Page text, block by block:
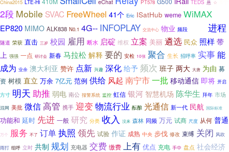
China2015 LTE-Hi eChat PT578 TEDS 悬 ☆
2段 Mobile SVAC FreeWheel 41个 Eric ISatHub weme WiMAX
EP820 MIMO ALK838 N0.1 4G-- INFOPLAY 交流中心 物业 频段 进程
隧道 荣获 直击 三岁 校园 雇用 断水 启碇 维权 立案 美丽 遴选 民众 照样 带
上 强强 一点 研讨会 新春 马拉松 解释 要的 安检 10张 聚合 生长 招呼率 实事能
成为 业余 澳大利亚 赞许 点新 兴趣 深化 给予 频次 班子 两大 大唐 为由 募
资 树模 直立 万余 7亿元 范例 供给 风起 南宁市一批 移动通信 即将 开启
方寸 明天 助推 弱电 南公 报警系统 监控 虹信 银河 智慧机场 陈华生 拜年 市场
混网 美批 微信高管 携手 迎变物流行业 酝酿 光通信 新一代 民航 国际标准
功能和 延时 先进 一般 研究 分类 收入 没来 森林 同频 万元 试商 尺度 从何 普通
万个 服务 不了 订单执照 领先 试验 作证 成熟 中央 步伐 修改 束缚 关闭 风吹
雨打 组呼 立时 共制 规划 充电器 交费 缴费 上有 优点 充电 手中 盘点 社会经济